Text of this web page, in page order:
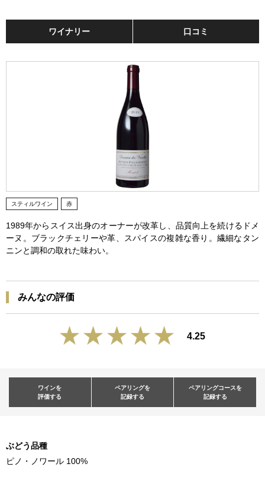
ワイナリー 口コミ
スティルワイン 赤
1989年からスイス出身のオーナーが改革し、品質向上を続けるドメ
ーヌ。ブラックチェリーや革、スパイスの複雑な香り。繊細なタン
ニンと調和の取れた味わい。
みんなの評価
4.25
ワインを
評価する
ペアリングを
記録する
ペアリングコースを
記録する
ぶどう品種
ピノ・ノワール 100%